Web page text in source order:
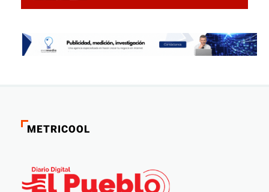
las rejas
METRICOOL